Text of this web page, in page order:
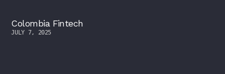
Colombia Fintech
JULY 7, 2025